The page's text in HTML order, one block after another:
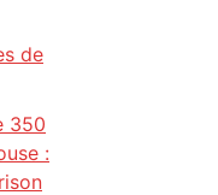
de
350
: